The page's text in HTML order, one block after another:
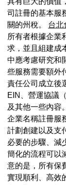
司註冊的基本服
關的州稅。 台北
所有者根據企業
求，並且組建成
中應考慮研究和
些服務需要額外
責任公司成立後
EIN、營運協議
及其他一些內容
企業名稱註冊服
計劃創建以及支
必要的步驟、減
簡化的流程可以
意的是，所有保
實現順利、高效